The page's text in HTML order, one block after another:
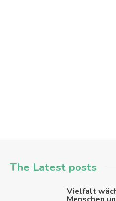
The Latest posts
Vielfalt